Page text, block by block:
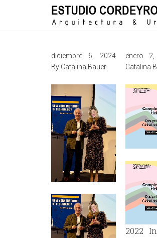
diciembre 6, 2024
By Catalina Bauer
enero
Catalina
2022